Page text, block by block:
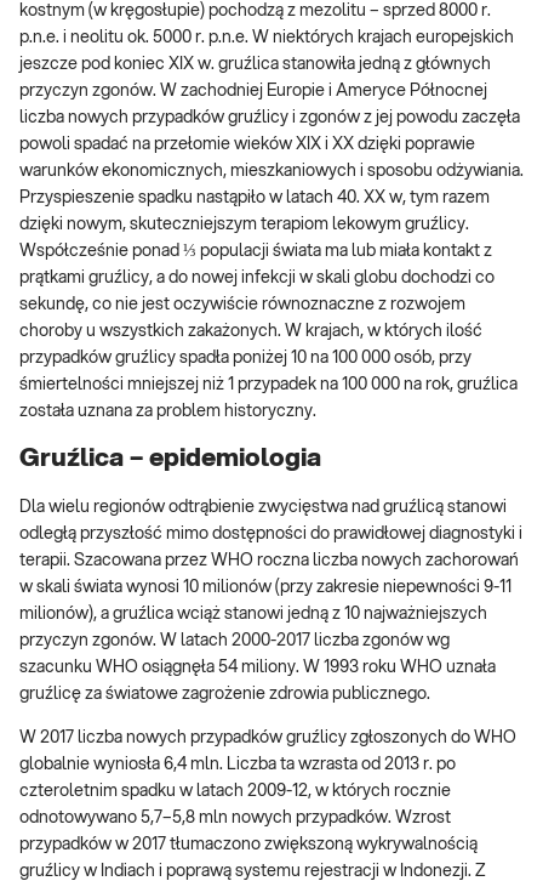
kostnym (w kręgosłupie) pochodzą z mezolitu – sprzed 8000 r.
p.n.e. i neolitu ok. 5000 r. p.n.e. W niektórych krajach europejskich
jeszcze pod koniec XIX w. gruźlica stanowiła jedną z głównych
przyczyn zgonów. W zachodniej Europie i Ameryce Północnej
liczba nowych przypadków gruźlicy i zgonów z jej powodu zaczęła
powoli spadać na przełomie wieków XIX i XX dzięki poprawie
warunków ekonomicznych, mieszkaniowych i sposobu odżywiania.
Przyspieszenie spadku nastąpiło w latach 40. XX w, tym razem
dzięki nowym, skuteczniejszym terapiom lekowym gruźlicy.
Współcześnie ponad ⅓ populacji świata ma lub miała kontakt z
prątkami gruźlicy, a do nowej infekcji w skali globu dochodzi co
sekundę, co nie jest oczywiście równoznaczne z rozwojem
choroby u wszystkich zakażonych. W krajach, w których ilość
przypadków gruźlicy spadła poniżej 10 na 100 000 osób, przy
śmiertelności mniejszej niż 1 przypadek na 100 000 na rok, gruźlica
została uznana za problem historyczny.
Gruźlica – epidemiologia
Dla wielu regionów odtrąbienie zwycięstwa nad gruźlicą stanowi
odległą przyszłość mimo dostępności do prawidłowej diagnostyki i
terapii. Szacowana przez WHO roczna liczba nowych zachorowań
w skali świata wynosi 10 milionów (przy zakresie niepewności 9-11
milionów), a gruźlica wciąż stanowi jedną z 10 najważniejszych
przyczyn zgonów. W latach 2000-2017 liczba zgonów wg
szacunku WHO osiągnęła 54 miliony. W 1993 roku WHO uznała
gruźlicę za światowe zagrożenie zdrowia publicznego.
W 2017 liczba nowych przypadków gruźlicy zgłoszonych do WHO
globalnie wyniosła 6,4 mln. Liczba ta wzrasta od 2013 r. po
czteroletnim spadku w latach 2009-12, w których rocznie
odnotowywano 5,7–5,8 mln nowych przypadków. Wzrost
przypadków w 2017 tłumaczono zwiększoną wykrywalnością
gruźlicy w Indiach i poprawą systemu rejestracji w Indonezji. Z